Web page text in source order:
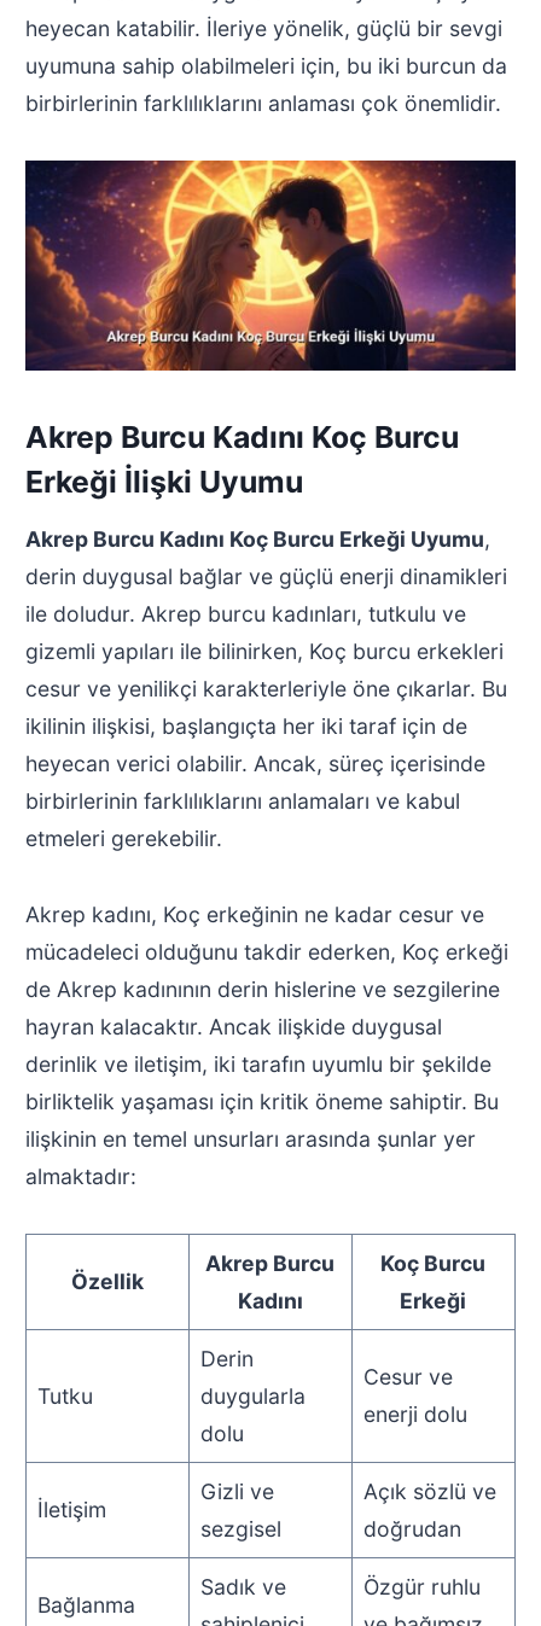
heyecan katabilir. İleriye yönelik, güçlü bir sevgi
uyumuna sahip olabilmeleri için, bu iki burcun da
birbirlerinin farklılıklarını anlaması çok önemlidir.
Akrep Burcu Kadını Koç Burcu
Erkeği İlişki Uyumu
Akrep Burcu Kadını Koç Burcu Erkeği Uyumu,
derin duygusal bağlar ve güçlü enerji dinamikleri
ile doludur. Akrep burcu kadınları, tutkulu ve
gizemli yapıları ile bilinirken, Koç burcu erkekleri
cesur ve yenilikçi karakterleriyle öne çıkarlar. Bu
ikilinin ilişkisi, başlangıçta her iki taraf için de
heyecan verici olabilir. Ancak, süreç içerisinde
birbirlerinin farklılıklarını anlamaları ve kabul
etmeleri gerekebilir.
Akrep kadını, Koç erkeğinin ne kadar cesur ve
mücadeleci olduğunu takdir ederken, Koç erkeği
de Akrep kadınının derin hislerine ve sezgilerine
hayran kalacaktır. Ancak ilişkide duygusal
derinlik ve iletişim, iki tarafın uyumlu bir şekilde
birliktelik yaşaması için kritik öneme sahiptir. Bu
ilişkinin en temel unsurları arasında şunlar yer
almaktadır:
Özellik
Akrep Burcu
Kadını
Koç Burcu
Erkeği
Tutku
Derin
duygularla
dolu
Cesur ve
enerji dolu
İletişim
Gizli ve
sezgisel
Açık sözlü ve
doğrudan
Bağlanma
Sadık ve
Özgür ruhlu